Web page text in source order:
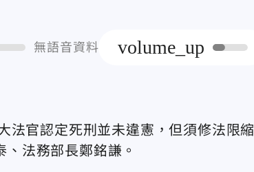
無語音資料 volume_up
法官認定死刑並未違憲，但須修法限縮
法務部長鄭銘謙。